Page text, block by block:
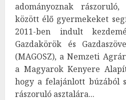
adományoznak
között élő gyermekeket
2011-ben indult
Gazdakörök és
(MAGOSZ), a Nemzeti
a Magyarok Kenyere
hogy a felajánlott búzából
rászoruló asztalára...